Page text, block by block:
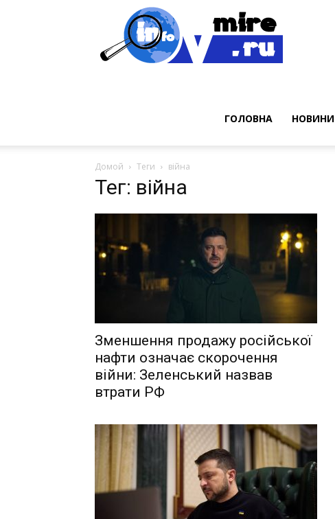
ГОЛОВНА НОВИНИ
Домой Теги війна
Тег: війна
Зменшення продажу російської
нафти означає скорочення
війни: Зеленський назвав
втрати РФ